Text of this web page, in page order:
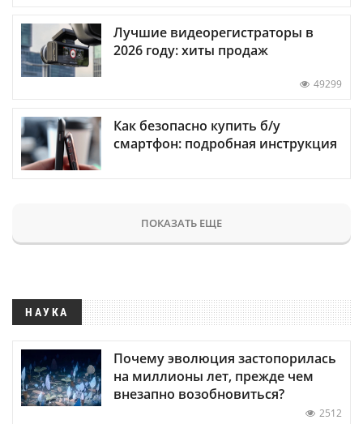
Лучшие видеорегистраторы в
2026 году: хиты продаж
49299
Как безопасно купить б/у
смартфон: подробная инструкция
ПОКАЗАТЬ ЕЩЕ
НАУКА
Почему эволюция застопорилась
на миллионы лет, прежде чем
внезапно возобновиться?
2512